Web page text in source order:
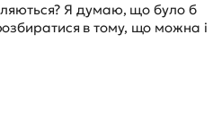
Я думаю, що було б
в тому, що можна і